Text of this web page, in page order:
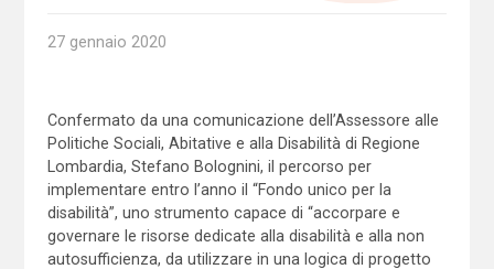
27 gennaio 2020
Confermato da una comunicazione dell’Assessore alle
Politiche Sociali, Abitative e alla Disabilità di Regione
Lombardia, Stefano Bolognini, il percorso per
implementare entro l’anno il “Fondo unico per la
disabilità”, uno strumento capace di “accorpare e
governare le risorse dedicate alla disabilità e alla non
autosufficienza, da utilizzare in una logica di progetto